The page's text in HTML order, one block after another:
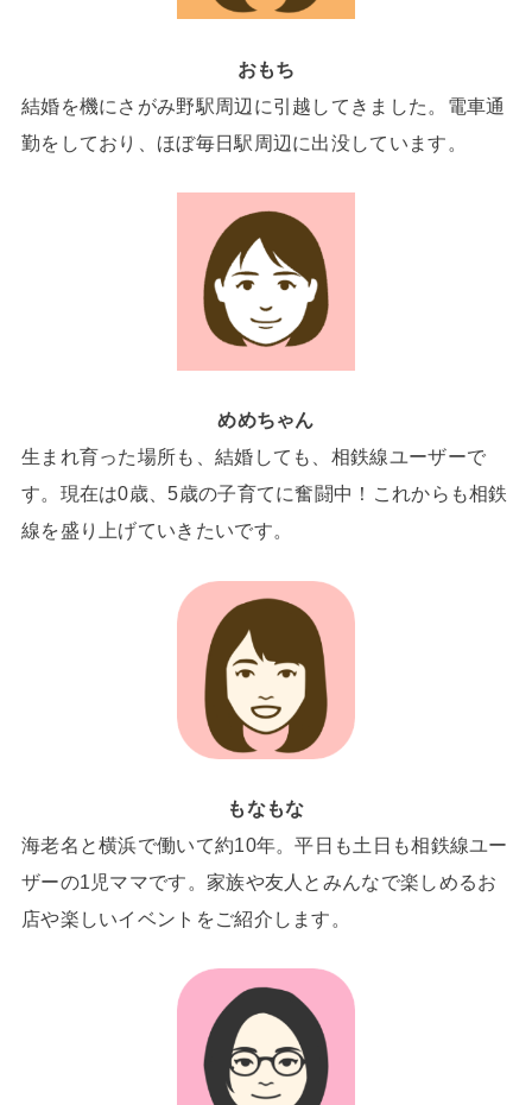
おもち
結婚を機にさがみ野駅周辺に引越してきました。電車通
勤をしており、ほぼ毎日駅周辺に出没しています。
めめちゃん
生まれ育った場所も、結婚しても、相鉄線ユーザーで
す。現在は0歳、5歳の子育てに奮闘中！これからも相鉄
線を盛り上げていきたいです。
もなもな
海老名と横浜で働いて約10年。平日も土日も相鉄線ユー
ザーの1児ママです。家族や友人とみんなで楽しめるお
店や楽しいイベントをご紹介します。